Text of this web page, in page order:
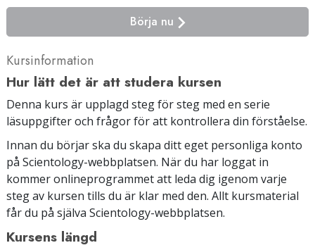
Börja nu
Kursinformation
Hur lätt det är att studera kursen
Denna kurs är upplagd steg för steg med en serie
läsuppgifter och frågor för att kontrollera din förståelse.
Innan du börjar ska du skapa ditt eget personliga konto
på Scientology-webbplatsen. När du har loggat in
kommer onlineprogrammet att leda dig igenom varje
steg av kursen tills du är klar med den. Allt kursmaterial
får du på själva Scientology-webbplatsen.
Kursens längd